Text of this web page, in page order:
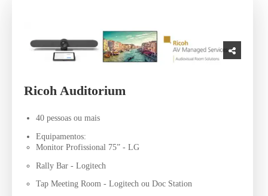
Ricoh Auditorium
40 pessoas ou mais
Equipamentos:
Monitor Profissional 75” - LG
Rally Bar - Logitech
Tap Meeting Room - Logitech ou Doc Station